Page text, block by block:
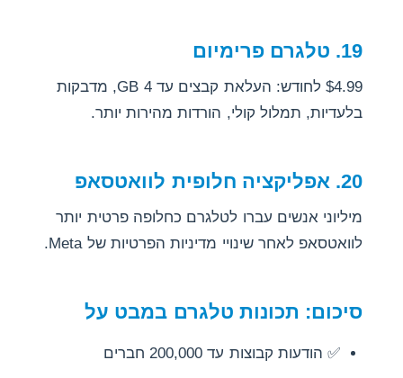
19. טלגרם פרימיום
$4.99 לחודש: העלאת קבצים עד 4 GB, מדבקות
בלעדיות, תמלול קולי, הורדות מהירות יותר.
20. אפליקציה חלופית לוואטסאפ
מיליוני אנשים עברו לטלגרם כחלופה פרטית יותר
לוואטסאפ לאחר שינויי מדיניות הפרטיות של Meta.
סיכום: תכונות טלגרם במבט על
✅ הודעות קבוצות עד 200,000 חברים